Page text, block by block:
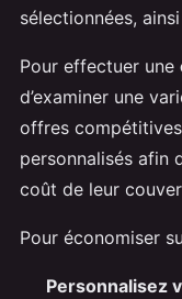
sélectionnées,
Pour effectuer une
d’examiner une
offres
personnalisés afin
coût de leur
Pour économiser
Personnalisez